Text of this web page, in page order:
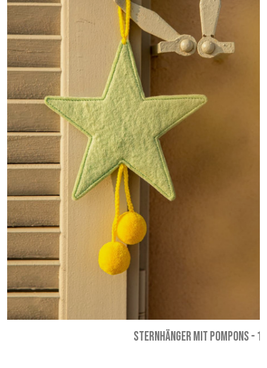
STERNHÄNGER MIT POMPONS-